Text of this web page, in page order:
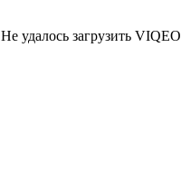
Не удалось загрузить VIQEO